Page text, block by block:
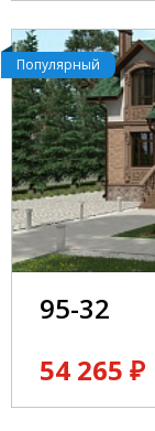
Популярный
95-32
54 265 ₽